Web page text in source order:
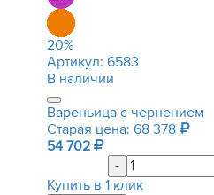
20%
Артикул: 6583
В наличии
Вареньица с чернением
Старая цена: 68 378
54 702
-
Купить в 1 клик